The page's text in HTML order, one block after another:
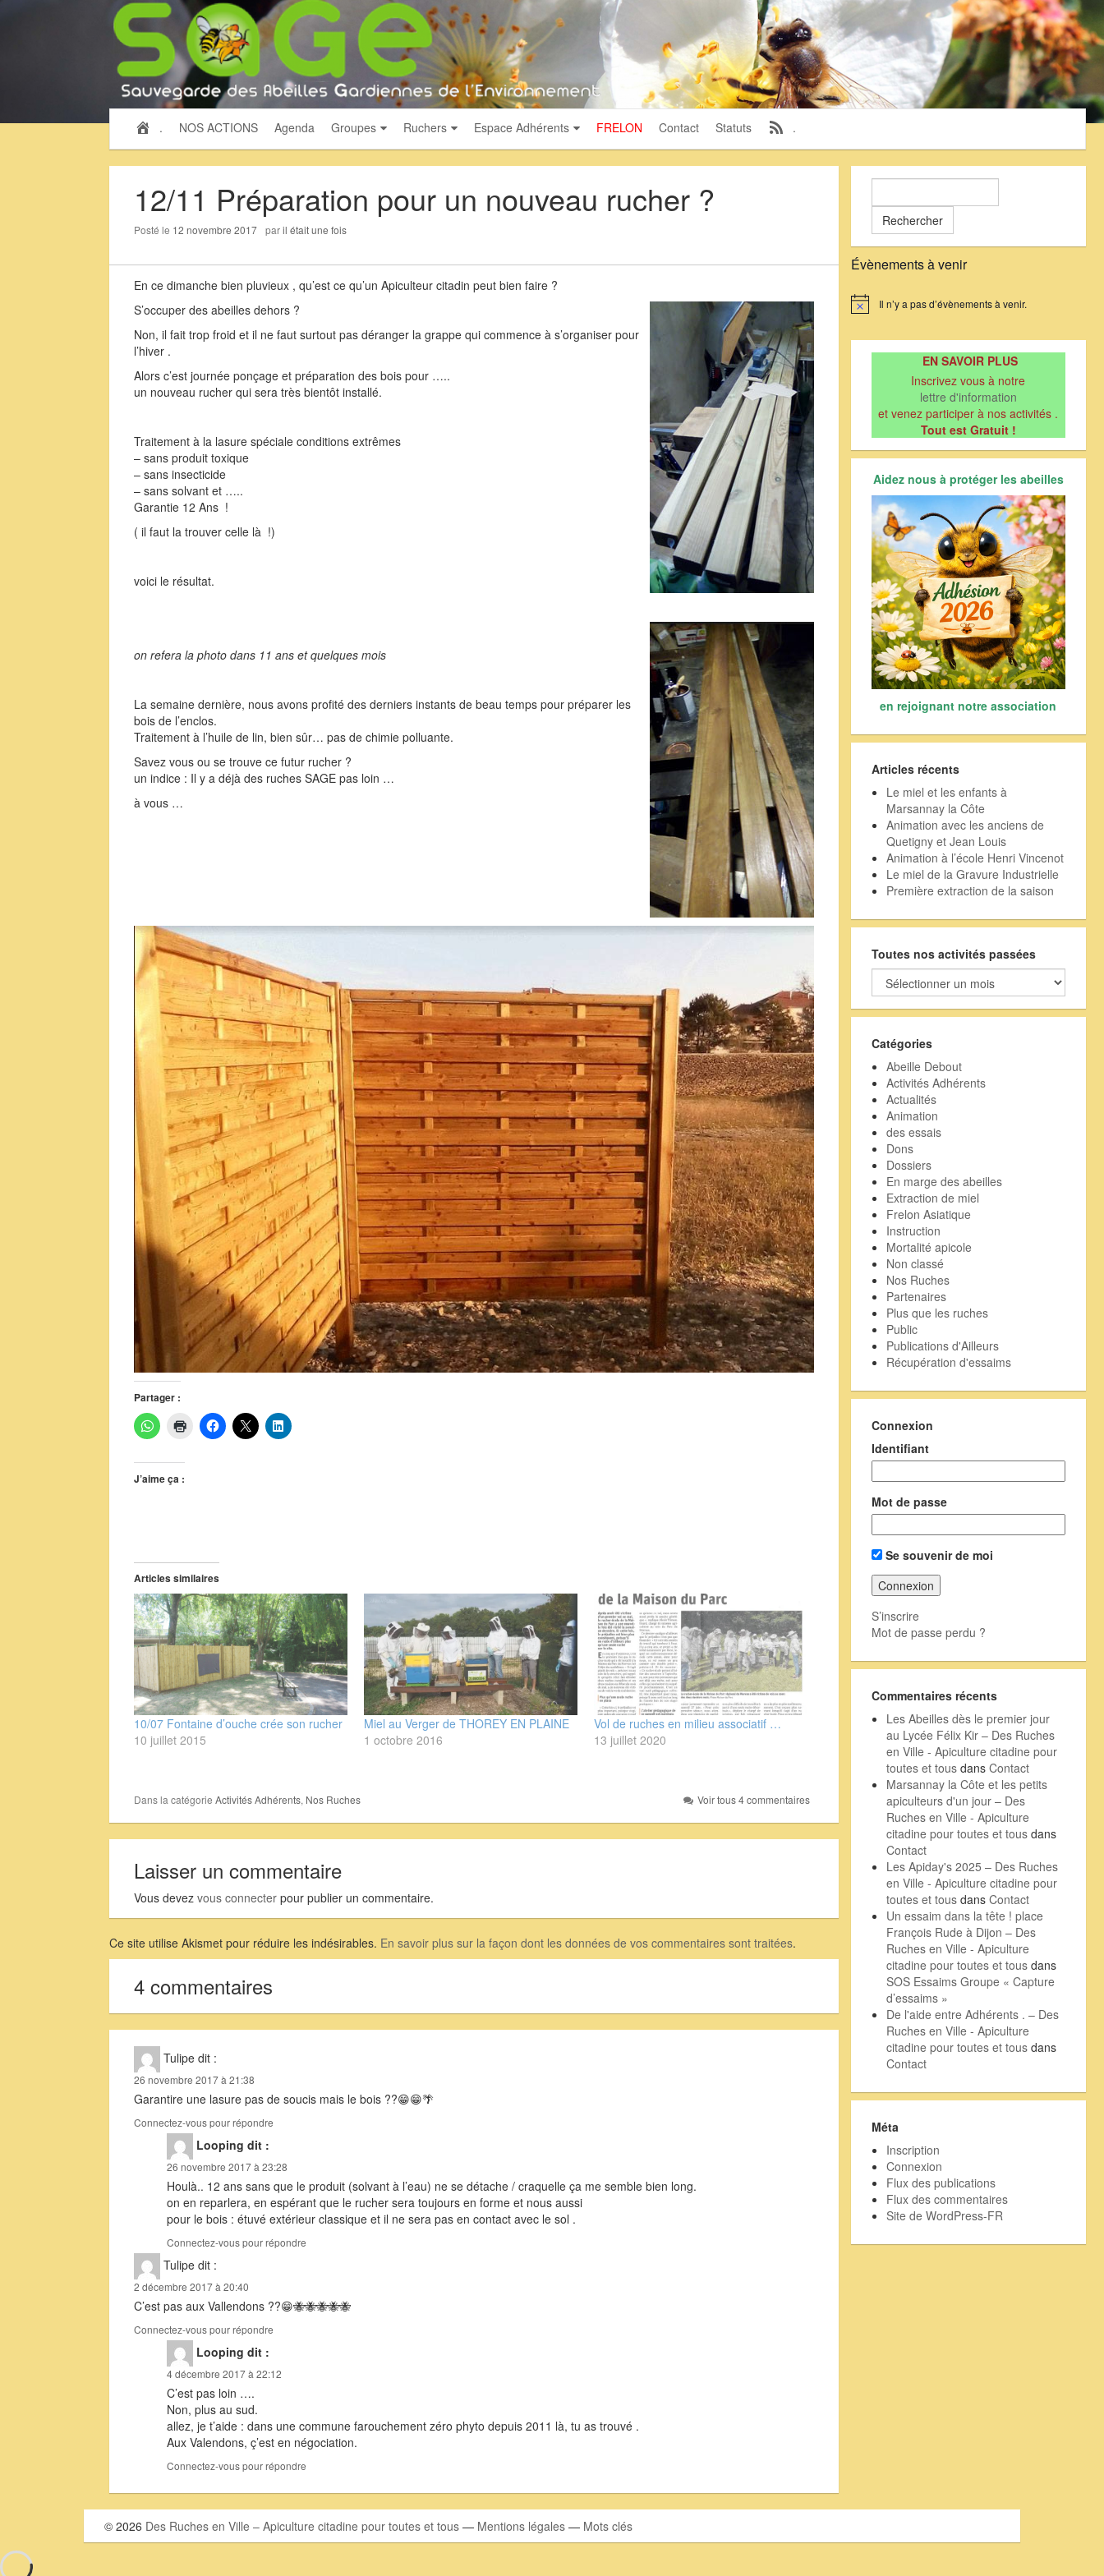
. NOS ACTIONS Agenda Groupes Ruchers Espace Adhérents FRELON Contact Statuts .
12/11 Préparation pour un nouveau rucher ?
Posté le 12 novembre 2017 paril était une fois
En ce dimanche bien pluvieux , qu’est ce qu’un Apiculteur citadin peut bien faire ?
S’occuper des abeilles dehors ?
Non, il fait trop froid et il ne faut surtout pas déranger la grappe qui commence à s’organiser pour
l’hiver .
Alors c’est journée ponçage et préparation des bois pour …..
un nouveau rucher qui sera très bientôt installé.
Traitement à la lasure spéciale conditions extrêmes
– sans produit toxique
– sans insecticide
– sans solvant et …..
Garantie 12 Ans !
( il faut la trouver celle là !)
voici le résultat.
on refera la photo dans 11 ans et quelques mois
La semaine dernière, nous avons profité des derniers instants de beau temps pour préparer les
bois de l’enclos.
Traitement à l’huile de lin, bien sûr… pas de chimie polluante.
Savez vous ou se trouve ce futur rucher ?
un indice : Il y a déjà des ruches SAGE pas loin …
à vous …
Partager :
J’aime ça :
Articles similaires
10/07 Fontaine d’ouche crée son rucher
10 juillet 2015
Miel au Verger de THOREY EN PLAINE
1 octobre 2016
Vol de ruches en milieu associatif …
13 juillet 2020
Dans la catégorieActivités Adhérents, Nos Ruches Voir tous 4 commentaires
Laisser un commentaire
Vous devezvous connecter pour publier un commentaire.
Ce site utilise Akismet pour réduire les indésirables. En savoir plus sur la façon dont les données de vos commentaires sont traitées.
4 commentaires
Tulipe dit :
26 novembre 2017 à 21:38
Garantire une lasure pas de soucis mais le bois ??😁😁🌴
Connectez-vous pour répondre
Looping dit :
26 novembre 2017 à 23:28
Houlà.. 12 ans sans que le produit (solvant à l’eau) ne se détache / craquelle ça me semble bien long.
on en reparlera, en espérant que le rucher sera toujours en forme et nous aussi
pour le bois : étuvé extérieur classique et il ne sera pas en contact avec le sol .
Connectez-vous pour répondre
Tulipe dit :
2 décembre 2017 à 20:40
C’est pas aux Vallendons ??😁🐝🐝🐝🐝🐝
Connectez-vous pour répondre
Looping dit :
4 décembre 2017 à 22:12
C’est pas loin ….
Non, plus au sud.
allez, je t’aide : dans une commune farouchement zéro phyto depuis 2011 là, tu as trouvé .
Aux Valendons, ç’est en négociation.
Connectez-vous pour répondre
Évènements à venir
Notice Il n’y a pas d’évènements à venir.
EN SAVOIR PLUS
Inscrivez vous à notre
lettre d'information
et venez participer à nos activités .
Tout est Gratuit !
Aidez nous à protéger les abeilles
en rejoignant notre association
Articles récents
Le miel et les enfants à
Marsannay la Côte
Animation avec les anciens de
Quetigny et Jean Louis
Animation à l’école Henri Vincenot
Le miel de la Gravure Industrielle
Première extraction de la saison
Toutes nos activités passées
Toutes
nos
activités
Catégories
Abeille Debout
Activités Adhérents
Actualités
Animation
des essais
Dons
Dossiers
En marge des abeilles
Extraction de miel
Frelon Asiatique
Instruction
Mortalité apicole
Non classé
Nos Ruches
Partenaires
Plus que les ruches
Public
Publications d'Ailleurs
Récupération d'essaims
Connexion
Identifiant
Mot de passe
Se souvenir de moi
S’inscrire
Mot de passe perdu ?
Commentaires récents
Les Abeilles dès le premier jour
au Lycée Félix Kir – Des Ruches
en Ville - Apiculture citadine pour
toutes et tousdans Contact
Marsannay la Côte et les petits
apiculteurs d'un jour – Des
Ruches en Ville - Apiculture
citadine pour toutes et tousdans
Contact
Les Apiday's 2025 – Des Ruches
en Ville - Apiculture citadine pour
toutes et tousdans Contact
Un essaim dans la tête ! place
François Rude à Dijon – Des
Ruches en Ville - Apiculture
citadine pour toutes et tousdans
SOS Essaims Groupe « Capture
d’essaims »
De l'aide entre Adhérents . – Des
Ruches en Ville - Apiculture
citadine pour toutes et tousdans
Contact
Méta
Inscription
Connexion
Flux des publications
Flux des commentaires
Site de WordPress-FR
© 2026 Des Ruches en Ville – Apiculture citadine pour toutes et tous — Mentions légales — Mots clés